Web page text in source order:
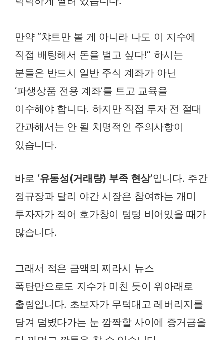
만약 “챠트만 볼 게 아니라 나도 이 지수에
직접 배팅해서 돈을 벌고 싶다!” 하시는
분들은 반드시 일반 주식 계좌가 아닌
‘파생상품 전용 계좌’를 트고 교육을
이수해야 합니다. 하지만 직접 투자 전 절대
간과해서는 안 될 치명적인 주의사항이
있습니다.
바로 ‘유동성(거래량) 부족 현상’입니다. 주간
정규장과 달리 야간 시장은 참여하는 개미
투자자가 적어 호가창이 텅텅 비어있을 때가
많습니다.
그래서 적은 금액의 찌라시 뉴스
폭탄만으로도 지수가 미친 듯이 위아래로
출렁입니다. 초보자가 무턱대고 레버리지를
당겨 덤볐다가는 눈 깜짝할 사이에 증거금을